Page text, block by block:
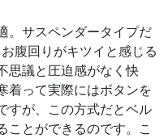
。サスペンダータイプだ
腹回りがキツイと感じる
思議と圧迫感がなく快
着って実際にはボタンを
すが、この方式だとベル
ことができるのです。こ